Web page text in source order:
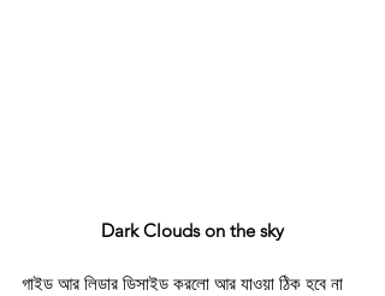
Dark Clouds on the sky
গাইড আর লিডার ডিসাইড করলো আর যাওয়া ঠিক হবে না